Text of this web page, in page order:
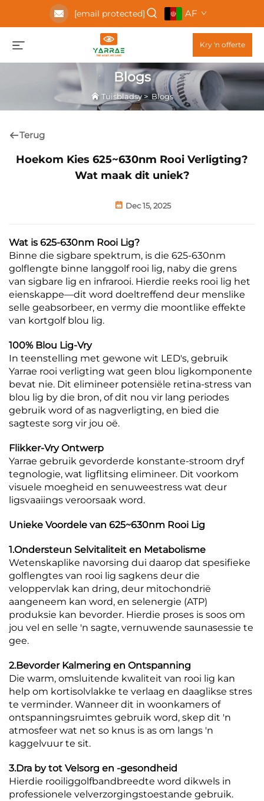
[email protected] AF
Kry 'n offerte
Blogs
Tuisbladsy>Blogs
Terug
Hoekom Kies 625~630nm Rooi Verligting?
Wat maak dit uniek?
Dec 15, 2025
Wat is 625-630nm Rooi Lig?
Binne die sigbare spektrum, is die 625-630nm
golflengte binne langgolf rooi lig, naby die grens
van sigbare lig en infrarooi. Hierdie reeks rooi lig het
eienskappe—dit word doeltreffend deur menslike
selle geabsorbeer, en vermy die moontlike effekte
van kortgolf blou lig.
100% Blou Lig-Vry
In teenstelling met gewone wit LED's, gebruik
Yarrae rooi verligting wat geen blou ligkomponente
bevat nie. Dit elimineer potensiële retina-stress van
blou lig by die bron, of dit nou vir lang periodes
gebruik word of as nagverligting, en bied die
sagteste sorg vir jou oë.
Flikker-Vry Ontwerp
Yarrae gebruik gevorderde konstante-stroom dryf
tegnologie, wat ligflitsing elimineer. Dit voorkom
visuele moegheid en senuweestress wat deur
ligsvaaiings veroorsaak word.
Unieke Voordele van 625~630nm Rooi Lig
1.Ondersteun Selvitaliteit en Metabolisme
Wetenskaplike navorsing dui daarop dat spesifieke
golflengtes van rooi lig sagkens deur die
veloppervlak kan dring, deur mitochondrië
aangeneem kan word, en selenergie (ATP)
produksie kan bevorder. Hierdie proses is soos om
jou vel en selle 'n sagte, vernuwende saunasessie te
gee.
2.Bevorder Kalmering en Ontspanning
Die warm, omsluitende kwaliteit van rooi lig kan
help om kortisolvlakke te verlaag en daaglikse stres
te verminder. Wanneer dit in woonkamers of
ontspanningsruimtes gebruik word, skep dit 'n
atmosfeer wat net so knus is as om langs 'n
kaggelvuur te sit.
3.Dra by tot Velsorg en -gesondheid
Hierdie rooiliggolfbandbreedte word dikwels in
professionele velverzorgingstoestande gebruik.